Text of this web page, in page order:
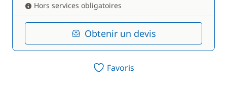
Hors services obligatoires
Obtenir un devis
Favoris